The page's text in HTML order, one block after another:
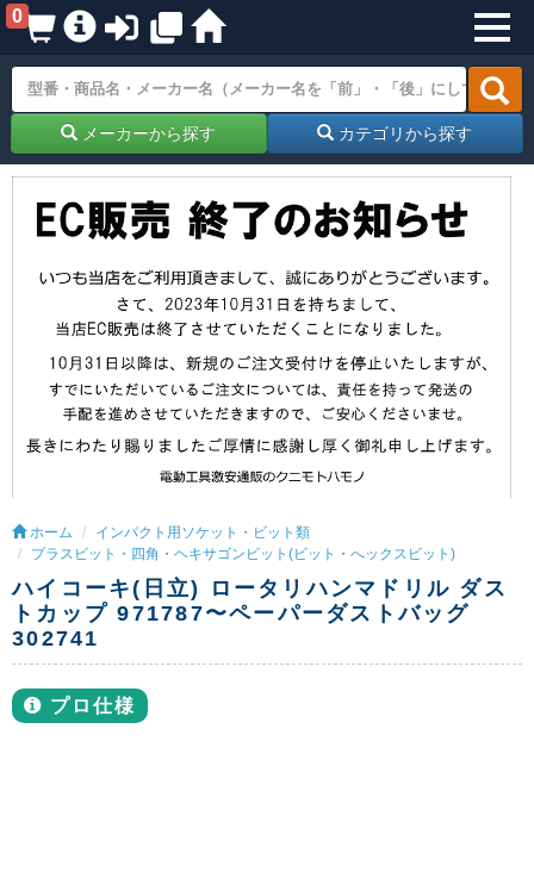
0
メーカーから探す カテゴリから探す
ホーム
インパクト用ソケット・ビット類
プラスビット・四角・ヘキサゴンビット(ビット・へックスビット)
ハイコーキ(日立) ロータリハンマドリル ダス
トカップ 971787〜ペーパーダストバッグ
302741
プロ仕様